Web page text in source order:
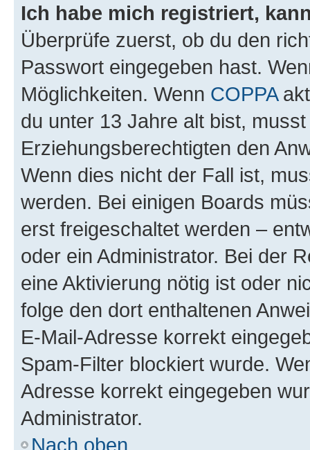
Ich habe mich registriert,
Überprüfe zuerst, ob du den
Passwort eingegeben hast.
Möglichkeiten. Wenn COPPA
du unter 13 Jahre alt bist,
Erziehungsberechtigten den
Wenn dies nicht der Fall ist,
werden. Bei einigen Boards
erst freigeschaltet werden –
oder ein Administrator. Bei der
eine Aktivierung nötig ist oder
folge den dort enthaltenen
E-Mail-Adresse korrekt
Spam-Filter blockiert wurde.
Adresse korrekt eingegeben
Administrator.
Nach oben